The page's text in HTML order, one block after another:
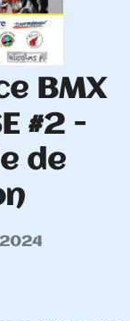
BMX
#2 -
de